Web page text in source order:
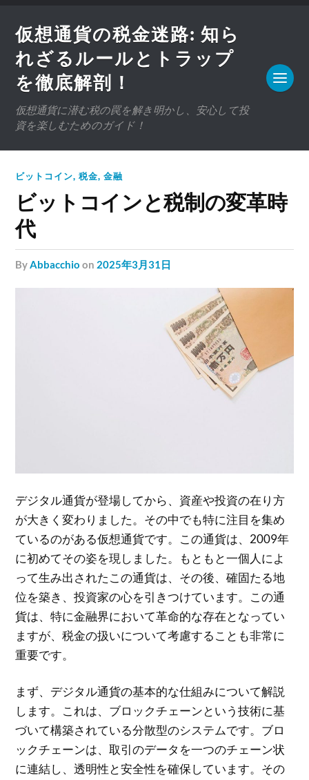
仮想通貨の税金迷路: 知ら
れざるルールとトラップ
を徹底解剖！
仮想通貨に潜む税の罠を解き明かし、安心して投
資を楽しむためのガイド！
ビットコイン,税金,金融
ビットコインと税制の変革時
代
byAbbacchio on 2025年3月31日
デジタル通貨が登場してから、資産や投資の在り方
が大きく変わりました。 その中でも特に注目を集め
ているのがある仮想通貨です。この通貨は、2009年
に初めてその姿を現しました。もともと一個人によ
って生み出されたこの通貨は、その後、確固たる地
位を築き、投資家の心を引きつけています。この通
貨は、特に金融界において革命的な存在となってい
ますが、税金の扱いについて考慮することも非常に
重要です。
まず、デジタル通貨の基本的な仕組みについて解説
します。これは、ブロックチェーンという技術に基
づいて構築されている分散型のシステムです。ブロ
ックチェーンは、取引のデータを一つのチェーン状
に連結し、透明性と安全性を確保しています。その